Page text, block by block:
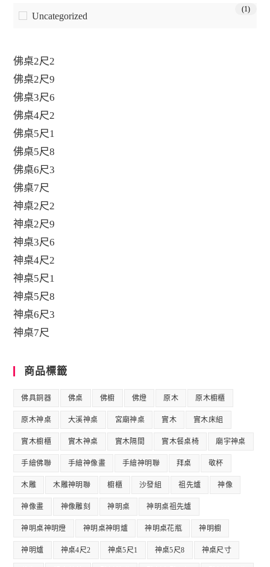
Uncategorized
(1)
佛桌2尺2
佛桌2尺9
佛桌3尺6
佛桌4尺2
佛桌5尺1
佛桌5尺8
佛桌6尺3
佛桌7尺
神桌2尺2
神桌2尺9
神桌3尺6
神桌4尺2
神桌5尺1
神桌5尺8
神桌6尺3
神桌7尺
商品標籤
佛具銅器 佛桌 佛櫥 佛燈 原木 原木櫥櫃
原木神桌 大溪神桌 宮廟神桌 實木 實木床組
實木櫥櫃 實木神桌 實木隔間 實木餐桌椅 廟宇神桌
手繪佛聯 手繪神像畫 手繪神明聯 拜桌 敬杯
木雕 木雕神明聯 櫥櫃 沙發組 祖先爐 神像
神像畫 神像雕刻 神明桌 神明桌祖先爐
神明桌神明燈 神明桌神明爐 神明桌花瓶 神明櫥
神明爐 神桌4尺2 神桌5尺1 神桌5尺8 神桌尺寸